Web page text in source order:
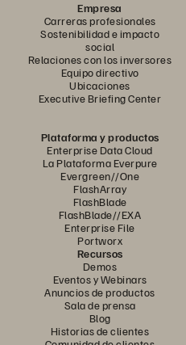
Empresa
Carreras profesionales
Sostenibilidad e impacto
social
Relaciones con los inversores
Equipo directivo
Ubicaciones
Executive Briefing Center
Plataforma y productos
Enterprise Data Cloud
La Plataforma Everpure
Evergreen//One
FlashArray
FlashBlade
FlashBlade//EXA
Enterprise File
Portworx
Recursos
Demos
Eventos y Webinars
Anuncios de productos
Sala de prensa
Blog
Historias de clientes